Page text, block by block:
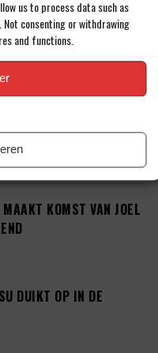
us to process data such as
consenting or withdrawing
and functions.
KOMST VAN JOEL
DUIKT OP IN DE